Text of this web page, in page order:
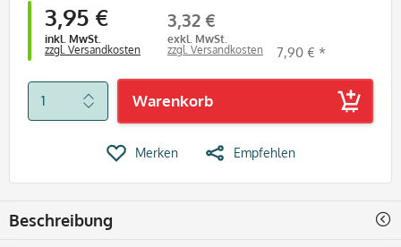
3,95 €
inkl. MwSt.
zzgl. Versandkosten
3,32 €
exkl. MwSt.
zzgl. Versandkosten
7,90 € *
Warenkorb
Merken Empfehlen
Beschreibung